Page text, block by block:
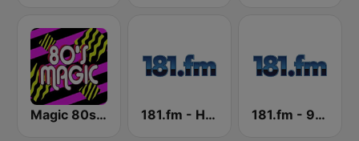
Magic 80s Florida 181.fm - Highway 181 181.fm - 90's Alternative